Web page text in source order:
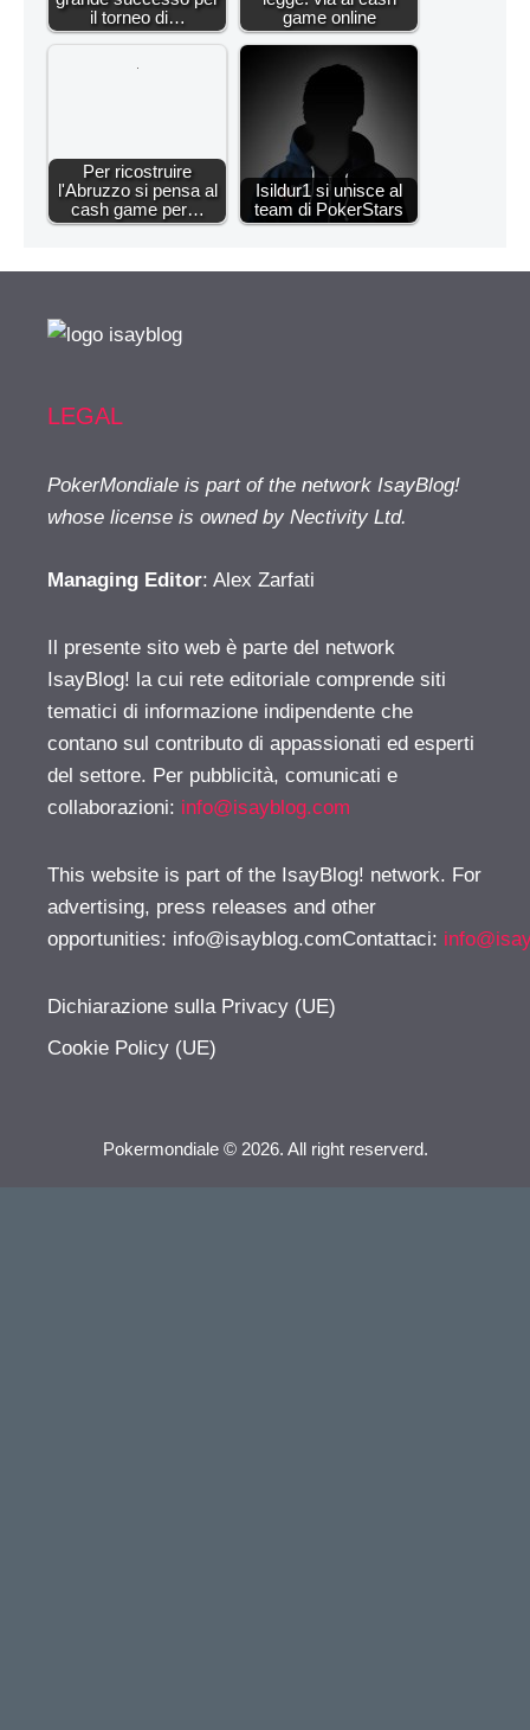
il torneo di…
game online
Per ricostruire
l'Abruzzo si pensa al
cash game per…
Isildur1 si unisce al
team di PokerStars
LEGAL
PokerMondiale is part of the network IsayBlog!
whose license is owned by Nectivity Ltd.
Managing Editor: Alex Zarfati
Il presente sito web è parte del network
IsayBlog! la cui rete editoriale comprende siti
tematici di informazione indipendente che
contano sul contributo di appassionati ed esperti
del settore. Per pubblicità, comunicati e
collaborazioni: info@isayblog.com
This website is part of the IsayBlog! network. For
advertising, press releases and other
opportunities: info@isayblog.comContattaci:
Dichiarazione sulla Privacy (UE)
Cookie Policy (UE)
Pokermondiale © 2026. All right reserverd.